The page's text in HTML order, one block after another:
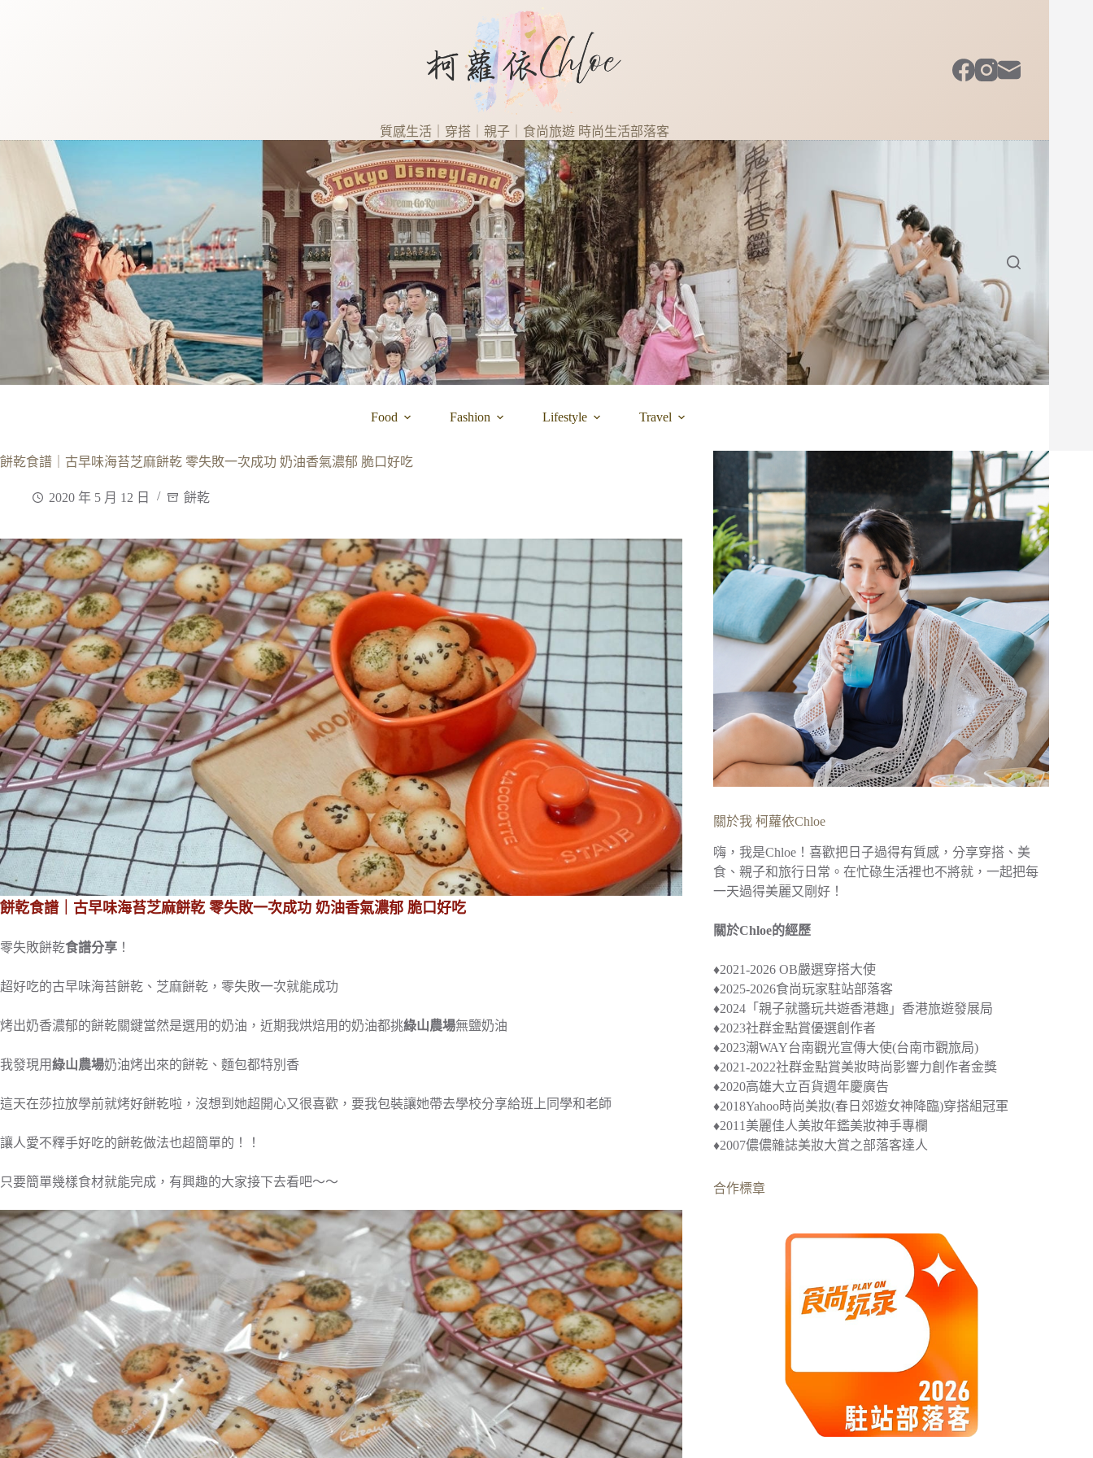
質感生活｜穿搭｜親子｜食尚旅遊 時尚生活部落客
Food Fashion Lifestyle Travel
餅乾食譜｜古早味海苔芝麻餅乾 零失敗一次成功 奶油香氣濃郁 脆口好吃
2020 年 5 月 12 日 餅乾
餅乾食譜｜古早味海苔芝麻餅乾 零失敗一次成功 奶油香氣濃郁 脆口好吃
零失敗餅乾食譜分享 ！
超好吃的古早味海苔餅乾、芝麻餅乾，零失敗一次就能成功
烤出奶香濃郁的餅乾關鍵當然是選用的奶油，近期我烘焙用的奶油都挑綠山農場無鹽奶油
我發現用綠山農場奶油烤出來的餅乾、麵包都特別香
這天在莎拉放學前就烤好餅乾啦，沒想到她超開心又很喜歡，要我包裝讓她帶去學校分享給班上同學和老師
讓人愛不釋手好吃的餅乾做法也超簡單的！！
只要簡單幾樣食材就能完成，有興趣的大家接下去看吧～～
關於我 柯蘿依Chloe
嗨，我是Chloe！喜歡把日子過得有質感，分享穿搭、美
食、親子和旅行日常。在忙碌生活裡也不將就，一起把每
一天過得美麗又剛好！
關於Chloe的經歷
♦︎2021-2026 OB嚴選穿搭大使
♦︎2025-2026食尚玩家駐站部落客
♦︎2024 「親子就醬玩共遊香港趣」 香港旅遊發展局
♦︎2023社群金點賞優選創作者
♦︎2023潮WAY台南觀光宣傳大使(台南市觀旅局)
♦︎2021-2022社群金點賞美妝時尚影響力創作者金獎
♦︎2020高雄大立百貨週年慶廣告
♦︎2018Yahoo時尚美妝(春日郊遊女神降臨)穿搭組冠軍
♦︎2011美麗佳人美妝年鑑美妝神手專欄
♦︎2007儂儂雜誌美妝大賞之部落客達人
合作標章